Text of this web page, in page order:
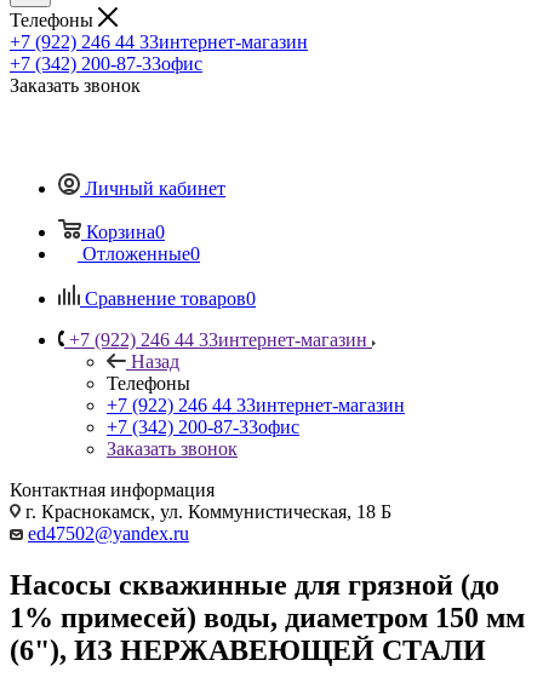
Телефоны
+7 (922) 246 44 33интернет-магазин
+7 (342) 200-87-33офис
Заказать звонок
Личный кабинет
Корзина0
Отложенные0
Сравнение товаров0
+7 (922) 246 44 33интернет-магазин
Назад
Телефоны
+7 (922) 246 44 33интернет-магазин
+7 (342) 200-87-33офис
Заказать звонок
Контактная информация
г. Краснокамск, ул. Коммунистическая, 18 Б
ed47502@yandex.ru
Насосы скважинные для грязной (до
1% примесей) воды, диаметром 150 мм
(6"), ИЗ НЕРЖАВЕЮЩЕЙ СТАЛИ